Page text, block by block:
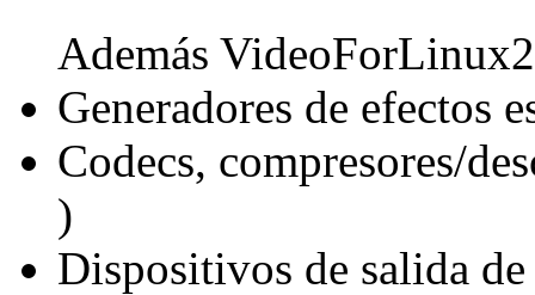
Además
Generadores de efectos
Codecs, compresores/
)
Dispositivos de salida